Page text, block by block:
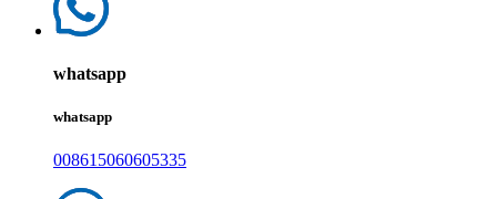
whatsapp
whatsapp
008615060605335